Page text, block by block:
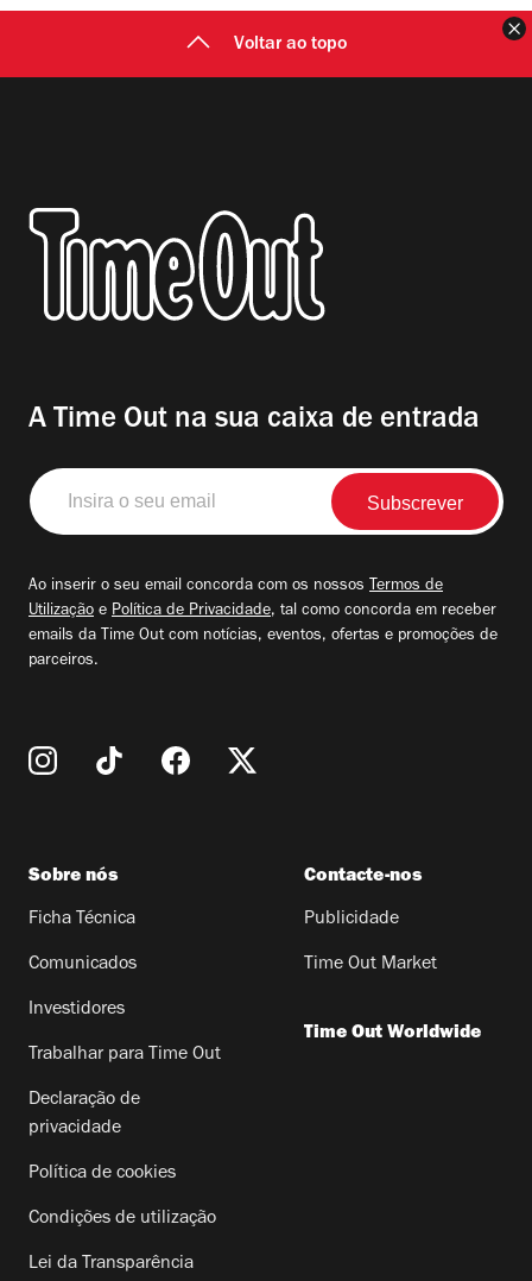
Voltar ao topo
A Time Out na sua caixa de entrada
Insira
o
seu
Ao inserir o seu email concorda com os nossos Termos de
Utilização e Política de Privacidade, tal como concorda em receber
emails da Time Out com notícias, eventos, ofertas e promoções de
parceiros.
Sobre nós
Ficha Técnica
Comunicados
Investidores
Trabalhar para Time Out
Declaração de
privacidade
Política de cookies
Condições de utilização
Lei da Transparência
Contacte-nos
Publicidade
Time Out Market
Time Out Worldwide